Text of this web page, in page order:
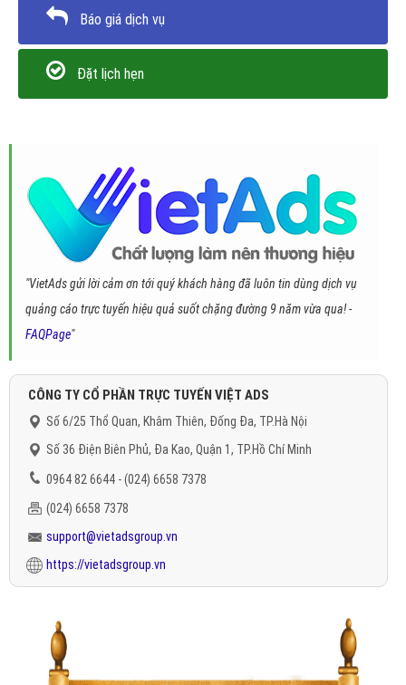
Báo giá dịch vụ
Đặt lịch hẹn
"VietAds gửi lời cảm ơn tới quý khách hàng đã luôn tin dùng dịch vụ
quảng cáo trực tuyến hiệu quả suốt chặng đường 9 năm vừa qua! -
FAQPage"
CÔNG TY CỔ PHẦN TRỰC TUYẾN VIỆT ADS
Số 6/25 Thổ Quan, Khâm Thiên, Đống Đa, TP.Hà Nội
Số 36 Điện Biên Phủ, Đa Kao, Quận 1, TP.Hồ Chí Minh
0964 82 6644 - (024) 6658 7378
(024) 6658 7378
support@vietadsgroup.vn
https://vietadsgroup.vn